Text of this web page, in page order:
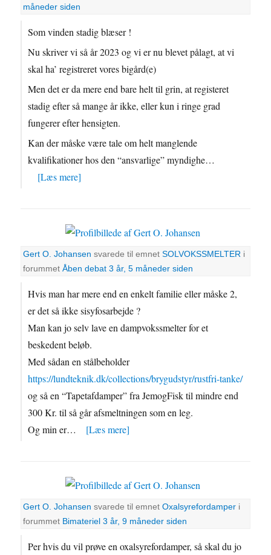
måneder siden
Som vinden stadig blæser !
Nu skriver vi så år 2023 og vi er nu blevet pålagt, at vi
skal ha’ registreret vores bigård(e)
Men det er da mere end bare helt til grin, at registeret
stadig efter så mange år ikke, eller kun i ringe grad
fungerer efter hensigten.
Kan der måske være tale om helt manglende
kvalifikationer hos den “ansvarlige” myndighe…
[Læs mere]
Gert O. Johansen svarede til emnetSOLVOKSSMELTER i
forummetÅben debat 3 år, 5 måneder siden
Hvis man har mere end en enkelt familie eller måske 2,
er det så ikke sisyfosarbejde ?
Man kan jo selv lave en dampvokssmelter for et
beskedent beløb.
Med sådan en stålbeholder
https://lundteknik.dk/collections/brygudstyr/rustfri-tanke/
og så en “Tapetafdamper” fra JemogFisk til mindre end
300 Kr. til så går afsmeltningen som en leg.
Og min er…
[Læs mere]
Gert O. Johansen svarede til emnetOxalsyrefordamper i
forummet Bimateriel 3 år, 9 måneder siden
Per hvis du vil prøve en oxalsyrefordamper, så skal du jo